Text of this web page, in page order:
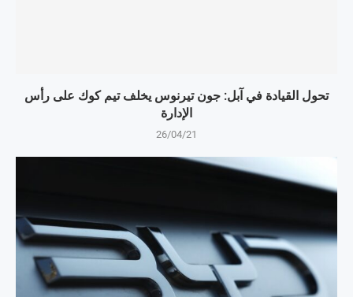
تحول القيادة في آبل: جون تيرنوس يخلف تيم كوك على رأس
الإدارة
26/04/21